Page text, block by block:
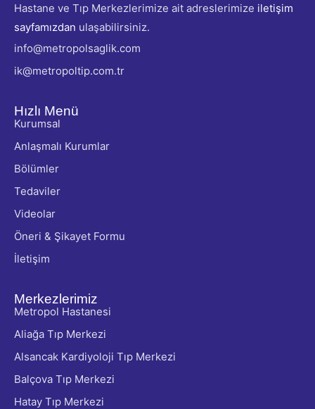
Hastane ve Tıp Merkezlerimize ait adreslerimize iletişim
sayfamızdan ulaşabilirsiniz.
info@metropolsaglik.com
ik@metropoltip.com.tr
Hızlı Menü
Kurumsal
Anlaşmalı Kurumlar
Bölümler
Tedaviler
Videolar
Öneri & Şikayet Formu
İletişim
Merkezlerimiz
Metropol Hastanesi
Aliağa Tıp Merkezi
Alsancak Kardiyoloji Tıp Merkezi
Balçova Tıp Merkezi
Hatay Tıp Merkezi